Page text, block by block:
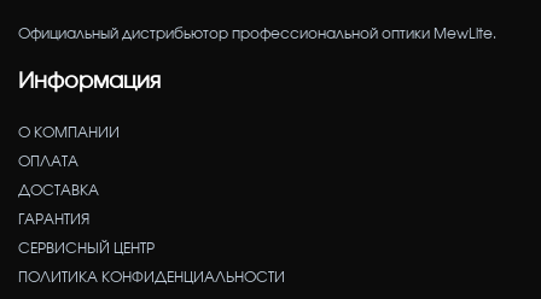
Официальный дистрибьютор профессиональной оптики MewLite.
Информация
О КОМПАНИИ
ОПЛАТА
ДОСТАВКА
ГАРАНТИЯ
СЕРВИСНЫЙ ЦЕНТР
ПОЛИТИКА КОНФИДЕНЦИАЛЬНОСТИ